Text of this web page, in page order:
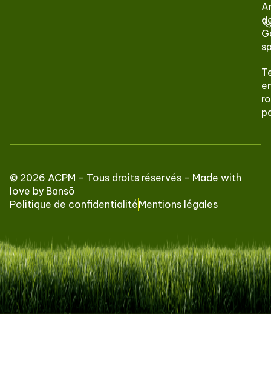
© 2026 ACPM - Tous droits réservés - Made with
love by Bansō
Politique de confidentialitéMentions légales